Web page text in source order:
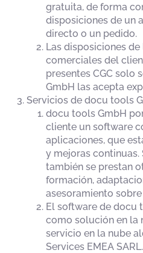
gratuita, de forma
disposiciones de un
directo o un pedido.
Las disposiciones
comerciales del
presentes CGC solo
GmbH las acepta
Servicios de docu tools
docu tools GmbH
cliente un software
aplicaciones, que
y mejoras continuas.
también se prestan
formación,
asesoramiento
El software de docu
como solución en la
servicio en la nube
Services EMEA